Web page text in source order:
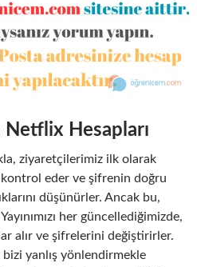
Hesapları
ziyaretçilerimiz ilk olarak
kontrol eder ve şifrenin doğru
düşünürler. Ancak bu,
her güncellediğimizde,
alır ve şifrelerini değiştirirler.
yanlış yönlendirmekle